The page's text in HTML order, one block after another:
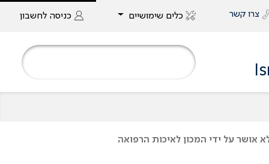
צרו קשר כלים שימושיים כניסה לחשבון
אושר על ידי המכון לאיכות הרפואה